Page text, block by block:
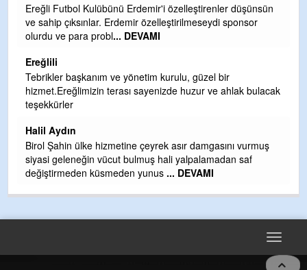
Kulübünü Erdemir'i özelleştirenler düşünsün
Erdemir özelleştirilmeseydi sponsor
probl... DEVAMI
ve yönetim kurulu, güzel bir
terası sayenizde huzur ve ahlak bulacak
hizmetine çeyrek asır damgasını vurmuş
vücut bulmuş hali yalpalamadan saf
küsmeden yunus... DEVAMI
Şaban yavuz
Sebahattin
Günaydın hayırlı
Toggle